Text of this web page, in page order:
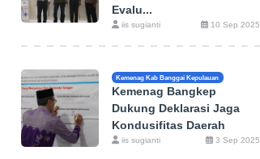
Evalu...
iis sugianti 10 Sep 2025
Kemenag Kab Banggai Kepulauan
Kemenag Bangkep
Dukung Deklarasi Jaga
Kondusifitas Daerah
iis sugianti 3 Sep 2025